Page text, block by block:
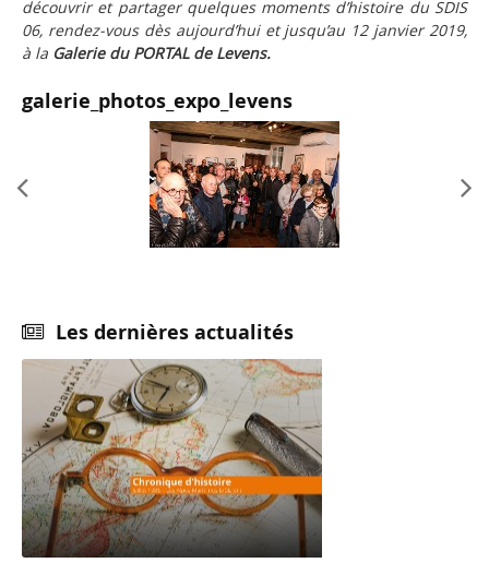
découvrir et partager quelques moments d’histoire du SDIS
06, rendez-vous dès aujourd’hui et jusqu’au 12 janvier 2019,
à la Galerie du PORTAL de Levens.
galerie_photos_expo_levens
Les dernières actualités